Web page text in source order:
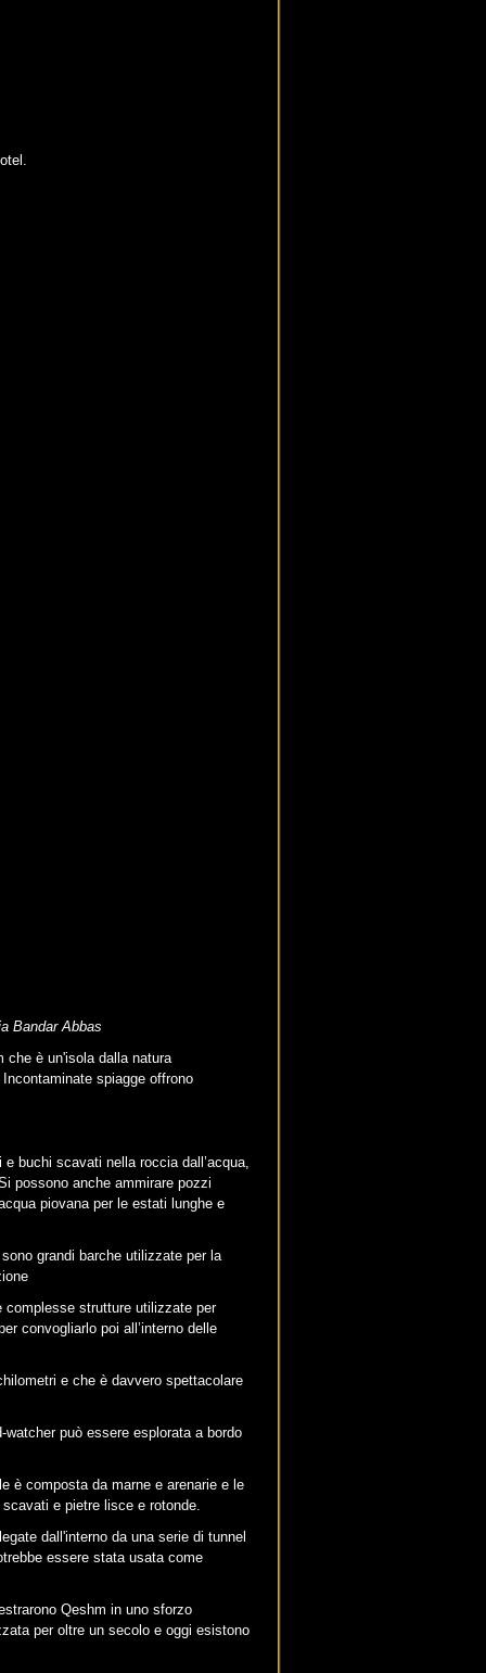
Bandar Abbas
che è un'isola dalla natura
spiagge offrono
e buchi scavati nella roccia dall’acqua,
possono anche ammirare pozzi
piovana per le estati lunghe e
grandi barche utilizzate per la
strutture utilizzate per
convogliarlo poi all’interno delle
e che è davvero spettacolare
può essere esplorata a bordo
è composta da marne e arenarie e le
e pietre lisce e rotonde.
dall'interno da una serie di tunnel
essere stata usata come
Qeshm in uno sforzo
per oltre un secolo e oggi esistono